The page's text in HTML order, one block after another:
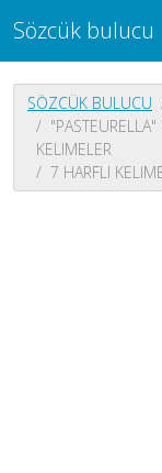
Sözcük bulucu
SÖZCÜK BULUCU
KELIMELER
7 HARFLI